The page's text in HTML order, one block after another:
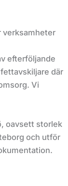
verksamheter
efterföljande
där
Vi
oavsett storlek
och utför